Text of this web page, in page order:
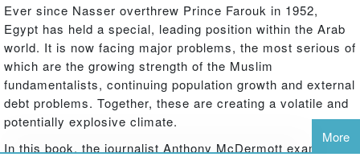
Ever since Nasser overthrew Prince Farouk in 1952,
Egypt has held a special, leading position within the Arab
world. It is now facing major problems, the most serious of
which are the growing strength of the Muslim
fundamentalists, continuing population growth and external
debt problems. Together, these are creating a volatile and
potentially explosive climate.
In this book, the journalist Anthony McDermott examines
More